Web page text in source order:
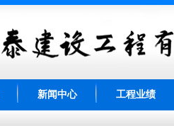
新闻中心 工程业绩